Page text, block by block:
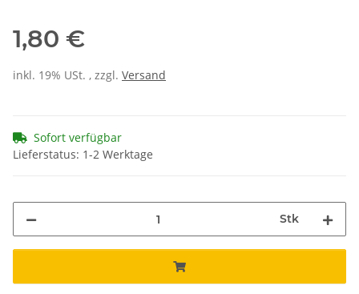
1,80 €
inkl. 19% USt. , zzgl. Versand
Sofort verfügbar
Lieferstatus: 1-2 Werktage
Stk